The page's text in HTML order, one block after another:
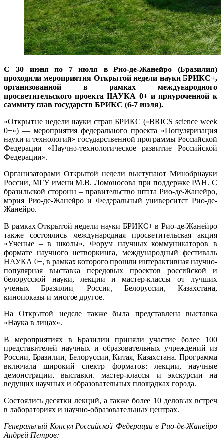
С 30 июня по 7 июля в Рио-де-Жанейро (Бразилия)
проходили мероприятия Открытой недели науки БРИКС+,
организованной в рамках международного
просветительского проекта НАУКА 0+ и приуроченной к
саммиту глав государств БРИКС (6-7 июля).
«Открытые недели науки стран БРИКС («BRICS science week
0+») — мероприятия федерального проекта «Популяризация
науки и технологий» государственной программы Российской
Федерации «Научно-технологическое развитие Российской
Федерации».
Организаторами Открытой недели выступают Минобрнауки
России, МГУ имени М.В. Ломоносова при поддержке РАН. С
бразильской стороны – правительство штата Рио-де-Жанейро,
мэрия Рио-де-Жанейро и Федеральный университет Рио-де-
Жанейро.
В рамках Открытой недели науки БРИКС+ в Рио-де-Жанейро
также состоялись международная просветительская акция
«Ученые – в школы», Форум научных коммуникаторов в
формате научного нетворкинга, международный фестиваль
НАУКА 0+, в рамках которого прошли интерактивная научно-
популярная выставка передовых проектов российской и
белорусской науки, лекции и мастер-классы от лучших
ученых Бразилии, России, Белоруссии, Казахстана,
кинопоказы и многое другое.
На Открытой неделе также была представлена выставка
«Наука в лицах».
В мероприятиях в Бразилии приняли участие более 100
представителей научных и образовательных учреждений из
России, Бразилии, Белоруссии, Китая, Казахстана. Программа
включала широкий спектр форматов: лекции, научные
демонстрации, выставки, мастер-классы и экскурсии на
ведущих научных и образовательных площадках города.
Состоялись десятки лекций, а также более 10 деловых встреч
в лабораториях и научно-образовательных центрах.
Генеральный Консул Российской Федерации в Рио-де-Жанейро
Андрей Петров: